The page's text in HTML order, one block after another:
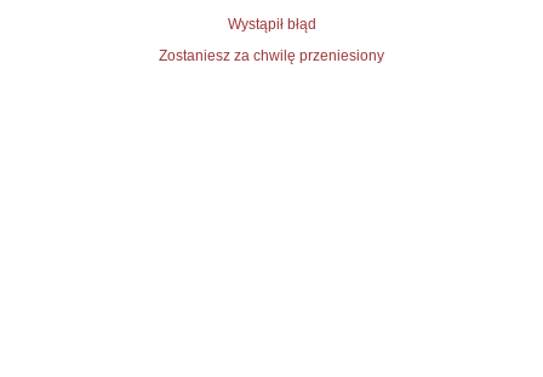
Wystąpił błąd
Zostaniesz za chwilę przeniesiony